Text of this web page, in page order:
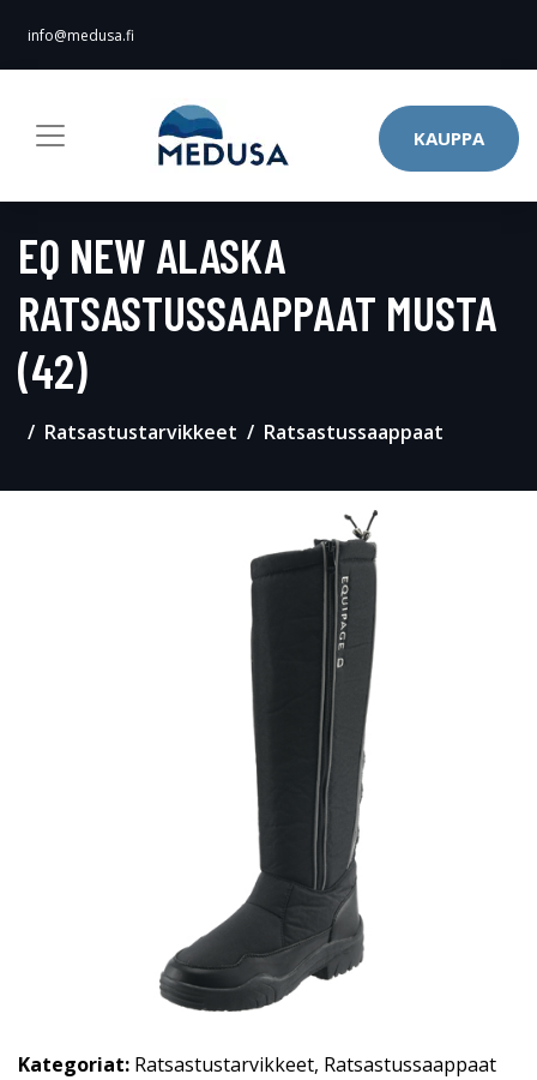
info@medusa.fi
KAUPPA
EQ NEW ALASKA
RATSASTUSSAAPPAAT MUSTA
(42)
Ratsastustarvikkeet Ratsastussaappaat
Kategoriat: Ratsastustarvikkeet, Ratsastussaappaat